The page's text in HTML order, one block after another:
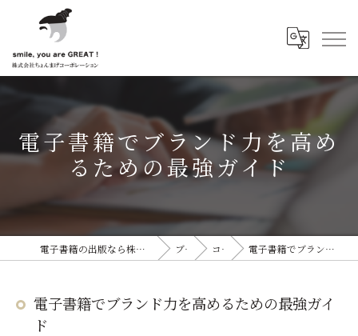
電子書籍でブランド力を高め
るための最強ガイド
電子書籍の出版なら株式会社ちょんまげコーポレーション ブログ コラム 電子書籍でブランド力を高めるための最強ガイド
電子書籍でブランド力を高めるための最強ガイ
ド